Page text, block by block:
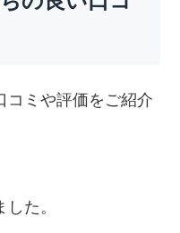
コミや評価をご紹介
た。